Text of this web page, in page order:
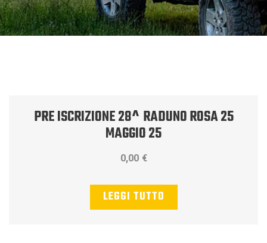
PRE ISCRIZIONE 28^ RADUNO ROSA 25
MAGGIO 25
0,00 €
LEGGI TUTTO